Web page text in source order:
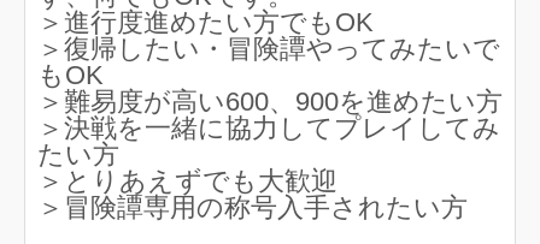
＞進行度進めたい方でもOK
＞復帰したい・冒険譚やってみたいで
もOK
＞難易度が高い600、900を進めたい方
＞決戦を一緒に協力してプレイしてみ
たい方
＞とりあえずでも大歓迎
＞冒険譚専用の称号入手されたい方